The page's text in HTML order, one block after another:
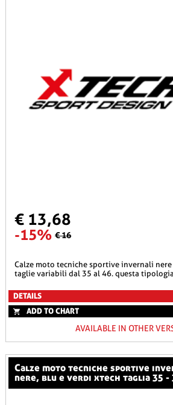
€ 13,68
-15% € 16
calze moto tecniche sportive invernali nere e arancioni xtech
taglie variabili dal 35 al 46. questa
DETAILS
ADD TO CHART
AVAILABLE IN OTHER
calze moto tecniche sportive invernali compression
nere, blu e verdi xtech taglia 35 -